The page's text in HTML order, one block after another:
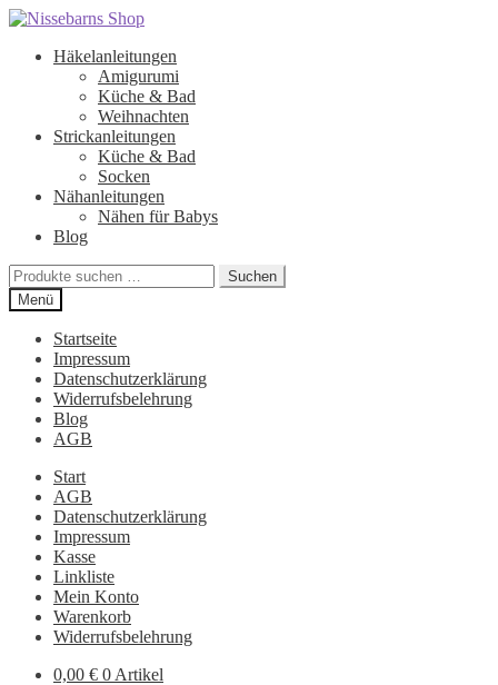
Zur
springen
Zum
springenHäkelanleitungen
Amigurumi
Küche & Bad
Weihnachten
Strickanleitungen
Küche & Bad
Socken
Nähanleitungen
Nähen für Babys
Blog
Suchen
nach:
Suchen
Menü
Startseite
Impressum
Datenschutzerklärung
Widerrufsbelehrung
Blog
AGB
Start
AGB
Datenschutzerklärung
Impressum
Kasse
Linkliste
Mein Konto
Warenkorb
Widerrufsbelehrung
0,00 € 0 Artikel